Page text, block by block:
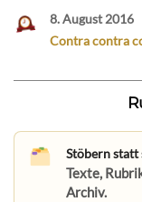
8. August 2016
Contra contra
Stöbern statt
Texte,
Archiv.